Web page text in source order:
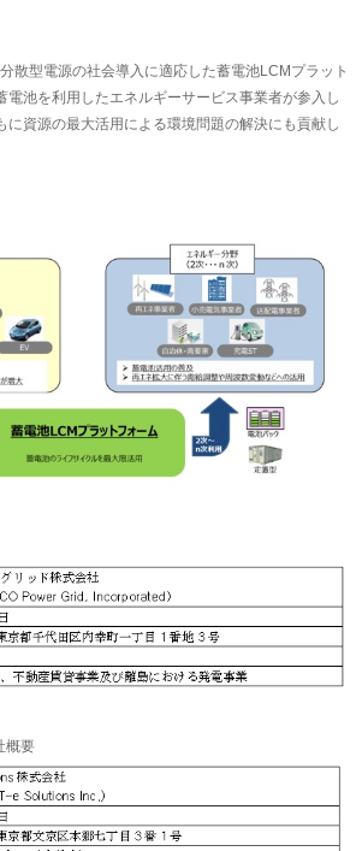
散型電源の社会導入に適応した蓄電池LCMプラット
電池を利用したエネルギーサービス事業者が参入し
に資源の最大活用による環境問題の解決にも貢献し
概要